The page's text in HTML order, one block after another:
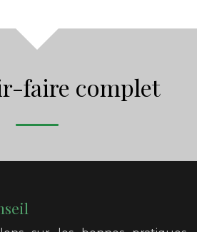
faire complet